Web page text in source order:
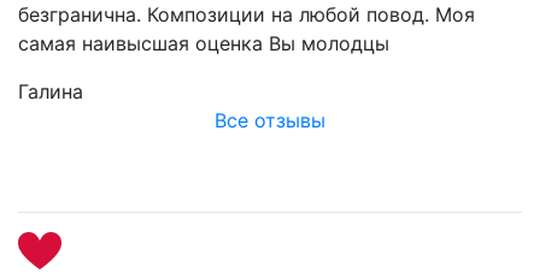
безгранична. Композиции на любой повод. Моя
самая наивысшая оценка Вы молодцы
Галина
Все отзывы